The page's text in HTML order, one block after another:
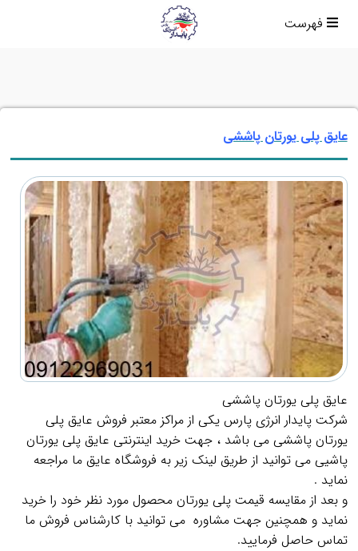
فهرست
عایق پلی یورتان پاششی
عایق پلی یورتان پاششی
شرکت پایدار انرژی پارس یکی از مراکز معتبر فروش عایق پلی
یورتان پاششی می باشد ، جهت خرید اینترنتی عایق پلی یورتان
پاشیی می توانید از طریق لینک زیر به فروشگاه عایق ما مراجعه
نماید .
و بعد از مقایسه قیمت پلی یورتان محصول مورد نظر خود را خرید
نماید و همچنین جهت مشاوره می توانید با کارشناس فروش ما
تماس حاصل فرمایید.